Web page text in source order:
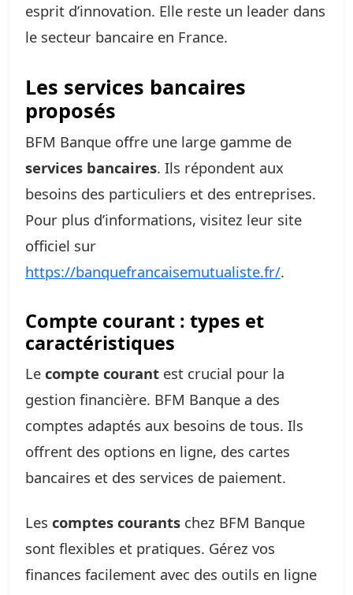
esprit d’innovation. Elle reste un leader dans
le secteur bancaire en France.
Les services bancaires
proposés
BFM Banque offre une large gamme de
services bancaires. Ils répondent aux
besoins des particuliers et des entreprises.
Pour plus d’informations, visitez leur site
officiel sur
https://banquefrancaisemutualiste.fr/.
Compte courant : types et
caractéristiques
Le compte courant est crucial pour la
gestion financière. BFM Banque a des
comptes adaptés aux besoins de tous. Ils
offrent des options en ligne, des cartes
bancaires et des services de paiement.
Les comptes courants chez BFM Banque
sont flexibles et pratiques. Gérez vos
finances facilement avec des outils en ligne